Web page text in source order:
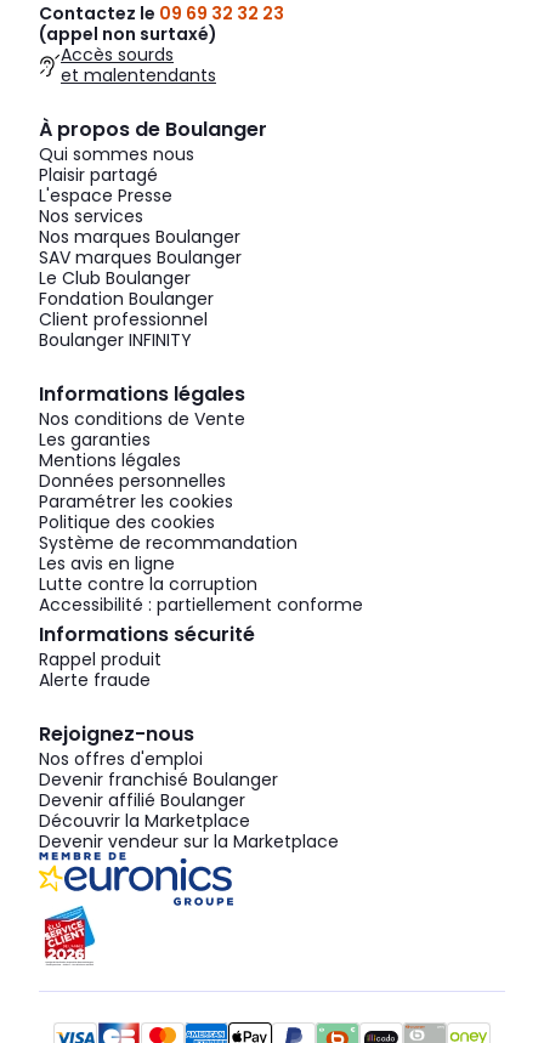
Contactez le 09 69 32 32 23
(appel non surtaxé)
Accès sourds
et malentendants
À propos de Boulanger
Qui sommes nous
Plaisir partagé
L'espace Presse
Nos services
Nos marques Boulanger
SAV marques Boulanger
Le Club Boulanger
Fondation Boulanger
Client professionnel
Boulanger INFINITY
Informations légales
Nos conditions de Vente
Les garanties
Mentions légales
Données personnelles
Paramétrer les cookies
Politique des cookies
Système de recommandation
Les avis en ligne
Lutte contre la corruption
Accessibilité : partiellement conforme
Informations sécurité
Rappel produit
Alerte fraude
Rejoignez-nous
Nos offres d'emploi
Devenir franchisé Boulanger
Devenir affilié Boulanger
Découvrir la Marketplace
Devenir vendeur sur la Marketplace